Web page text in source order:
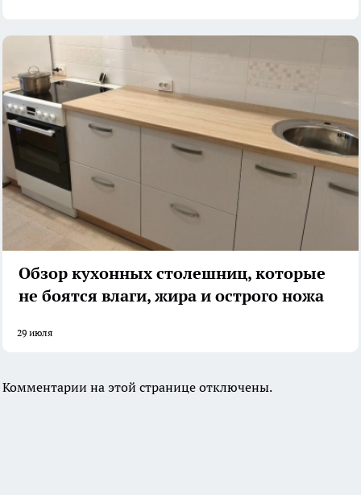
Обзор кухонных столешниц, которые
не боятся влаги, жира и острого ножа
29 июля
Комментарии на этой странице отключены.